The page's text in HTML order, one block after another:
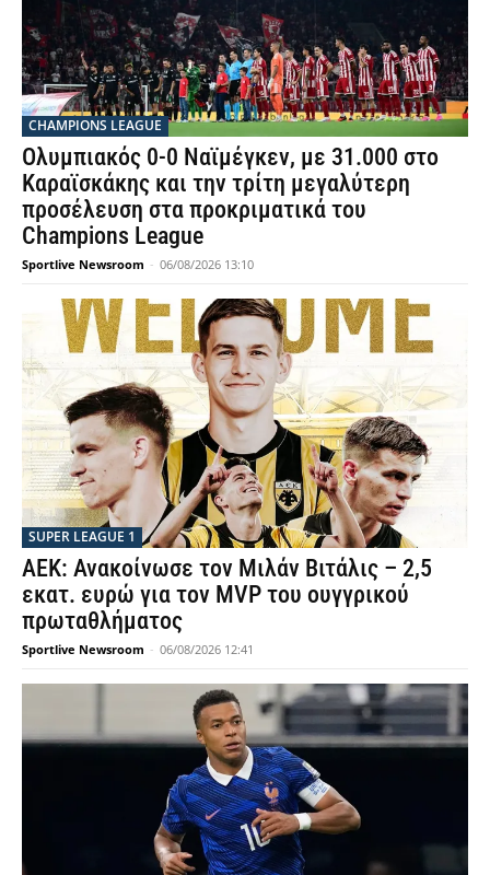
CHAMPIONS LEAGUE
Ολυμπιακός 0-0 Ναϊμέγκεν, με 31.000 στο
Καραϊσκάκης και την τρίτη μεγαλύτερη
προσέλευση στα προκριματικά του
Champions League
Sportlive Newsroom - 06/08/2026 13:10
SUPER LEAGUE 1
ΑΕΚ: Ανακοίνωσε τον Μιλάν Βιτάλις – 2,5
εκατ. ευρώ για τον MVP του ουγγρικού
πρωταθλήματος
Sportlive Newsroom - 06/08/2026 12:41